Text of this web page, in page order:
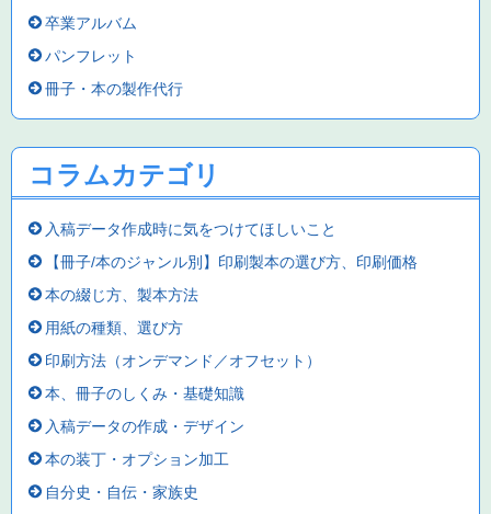
卒業アルバム
パンフレット
冊子・本の製作代行
コラムカテゴリ
入稿データ作成時に気をつけてほしいこと
【冊子/本のジャンル別】印刷製本の選び方、印刷価格
本の綴じ方、製本方法
用紙の種類、選び方
印刷方法（オンデマンド／オフセット）
本、冊子のしくみ・基礎知識
入稿データの作成・デザイン
本の装丁・オプション加工
自分史・自伝・家族史